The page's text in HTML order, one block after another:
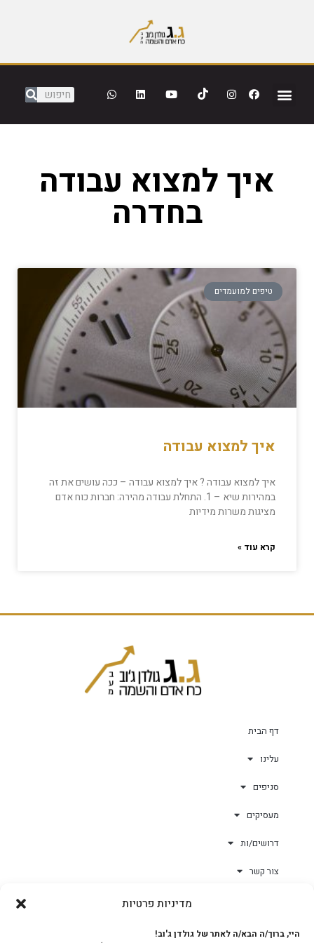
מדיניות פרטיות
היי, ברוך/ה הבא/ה לאתר של גולדן ג'וב!
איך למצוא עבודה
בחדרה
טיפים למועמדים
איך למצוא עבודה
איך למצוא עבודה ? איך למצוא עבודה – ככה עושים את זה
במהירות שיא – 1. התחלת עבודה מהירה: חברות כוח אדם
מציגות משרות מידיות
קרא עוד »
דף הבית
עלינו
סניפים
מעסיקים
דרושים/ות
צור קשר